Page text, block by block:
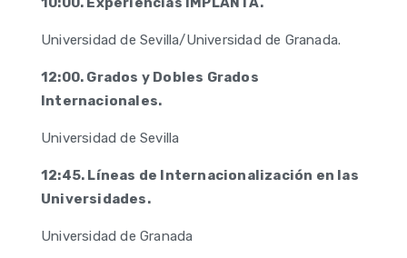
Universidad de Sevilla/Universidad de Granada.
12:00. Grados y Dobles Grados
Internacionales.
Universidad de Sevilla
12:45. Líneas de Internacionalización en las
Universidades.
Universidad de Granada